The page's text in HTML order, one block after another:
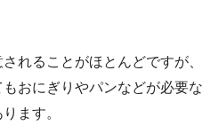
れることがほとんどですが、
おにぎりやパンなどが必要な
ます。